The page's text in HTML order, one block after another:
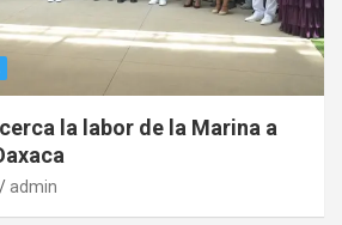
la labor de la Marina a
admin